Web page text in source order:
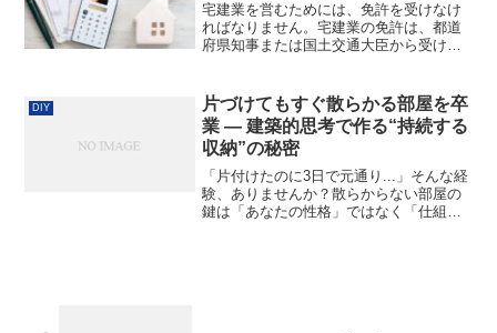
宅建業を営むためには、免許を受けなけ
ればなりません。宅建業の免許は、都道
府県知事または国土交通大臣から受けま
のみに事務所を設置する場合→その都道
府県知事の免許2つ以上...
DIY
片づけてもすぐ散らかる部屋を卒
業 — 建築的思考で作る“持続する
収納”の秘密
「片付けたのに3日で元通り...」そんな経
験、ありませんか？散らからない部屋の
鍵は「あなたの性格」ではなく「仕組